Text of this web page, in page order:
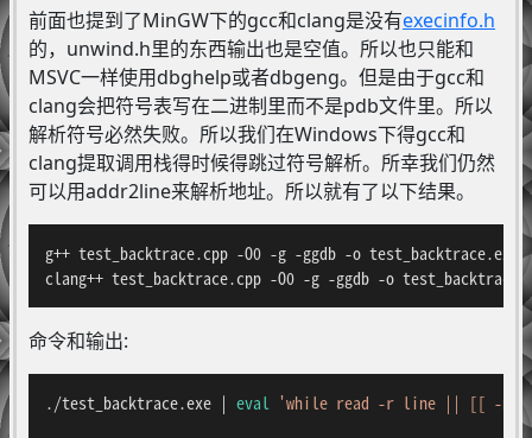
前面也提到了MinGW下的gcc和clang是没有execinfo.h
的，unwind.h里的东西输出也是空值。所以也只能和
MSVC一样使用dbghelp或者dbgeng。但是由于gcc和
clang会把符号表写在二进制里而不是pdb文件里。所以
解析符号必然失败。所以我们在Windows下得gcc和
clang提取调用栈得时候得跳过符号解析。所幸我们仍然
可以用addr2line来解析地址。所以就有了以下结果。
g++ test_backtrace.cpp -O0 -g -ggdb -o test_backtrace.exe -
clang++ test_backtrace.cpp -O0 -g -ggdb -o
命令和输出:
./test_backtrace.exe | eval 'while read -r line || [[ -n